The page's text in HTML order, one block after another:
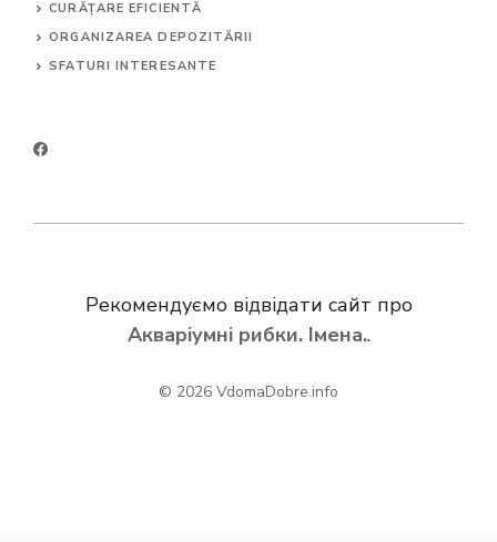
CURĂȚARE EFICIENTĂ
ORGANIZAREA DEPOZITĂRII
SFATURI INTERESANTE
Рекомендуємо відвідати сайт про
Акваріумні рибки. Імена..
© 2026 VdomaDobre.info